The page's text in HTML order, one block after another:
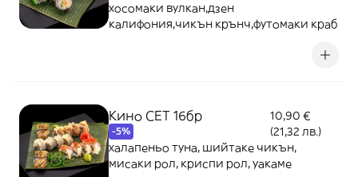
хосомаки вулкан,дзен
калифония,чикън крънч,футомаки краб
Кино СЕТ 16бр
-5%
10,90 €
(21,32 лв.)
халапеньо туна, шийтаке чикън,
мисаки рол, криспи рол, уакаме